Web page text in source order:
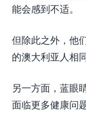
能会感到不适。
但除此之外，他
的澳大利亚人相
另一方面，蓝眼
面临更多健康问